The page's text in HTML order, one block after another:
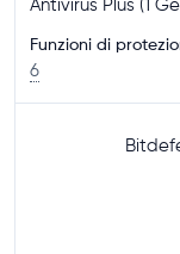
Antivirus Plus (1
Funzioni di
6